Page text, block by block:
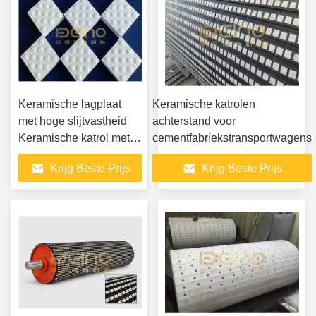
Keramische lagplaat
met hoge slijtvastheid
Keramische katrol met
lagplaat
Krijg Beste Prijs
Keramische katrolen
achterstand voor
cementfabriekstransportwagens
Krijg Beste Prijs